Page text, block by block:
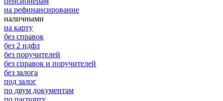
на рефинансирование
наличными
на карту
без справок
без 2 ндфл
без поручителей
без справок и поручителей
без залога
под залог
по двум документам
по паспорту